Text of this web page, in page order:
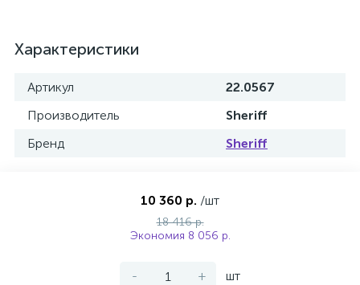
Характеристики
Артикул
22.0567
Производитель
Sheriff
Бренд
Sheriff
10 360 р. /шт
18 416 р.
Экономия 8 056 р.
- + шт